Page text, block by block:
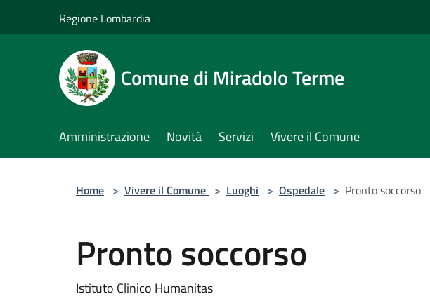
Regione Lombardia
Comune di Miradolo Terme
Amministrazione Novità Servizi Vivere il Comune
Home > Vivere il Comune > Luoghi > Ospedale > Pronto soccorso
Pronto soccorso
Istituto Clinico Humanitas